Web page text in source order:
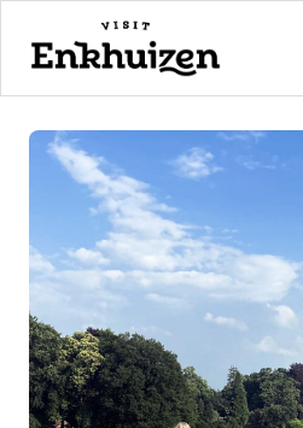
naar de inhoud